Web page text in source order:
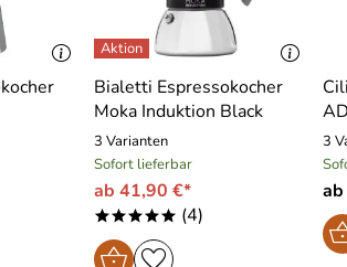
Bewertungen anschauen
Bialetti Espressokocher
Moka Induktion Black
3 Varianten
Sofort lieferbar
ab 41,90 €*
***** (4)
3